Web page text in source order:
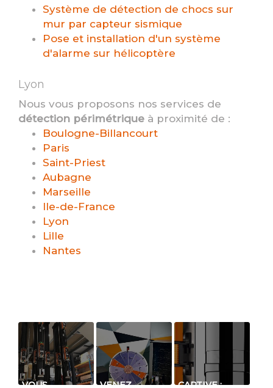
Système de détection de chocs sur
mur par capteur sismique
Pose et installation d'un système
d'alarme sur hélicoptère
Lyon
Nous vous proposons nos services de
détection périmétrique à proximité de :
Boulogne-Billancourt
Paris
Saint-Priest
Aubagne
Marseille
Ile-de-France
Lyon
Lille
Nantes
VOUS VENEZ CAPTIVE :